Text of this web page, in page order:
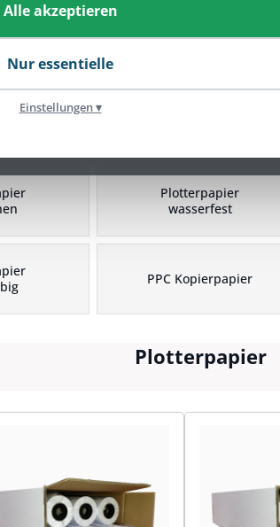
Alle akzeptieren
Nur essentielle
Einstellungen ▾
Plotterpapier
wasserfest
PPC Kopierpapier
Plotterpapier